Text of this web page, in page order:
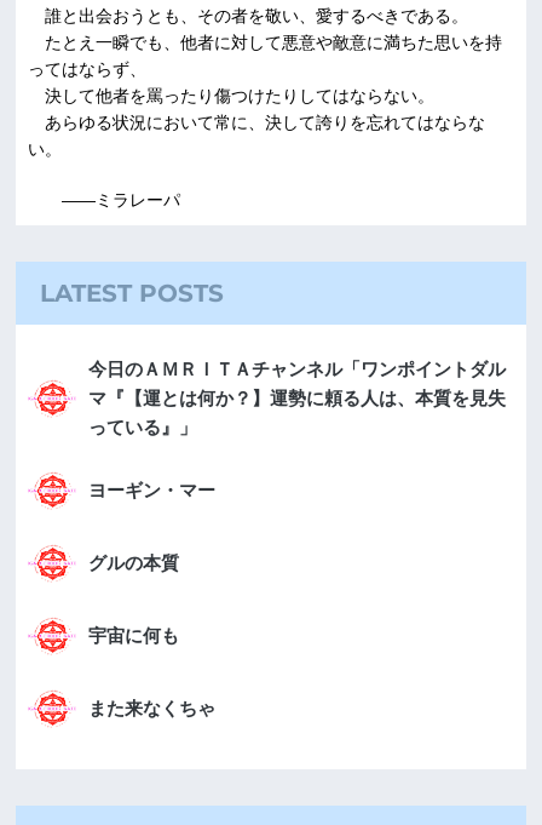
誰と出会おうとも、その者を敬い、愛するべきである。
たとえ一瞬でも、他者に対して悪意や敵意に満ちた思いを持
ってはならず、
決して他者を罵ったり傷つけたりしてはならない。
あらゆる状況において常に、決して誇りを忘れてはならな
い。
――ミラレーパ
LATEST POSTS
今日のＡＭＲＩＴＡチャンネル「ワンポイントダル
マ『【運とは何か？】運勢に頼る人は、本質を見失
っている』」
ヨーギン・マー
グルの本質
宇宙に何も
また来なくちゃ